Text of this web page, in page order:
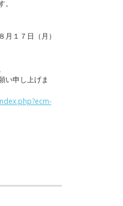
月１７日（月）
い申し上げま